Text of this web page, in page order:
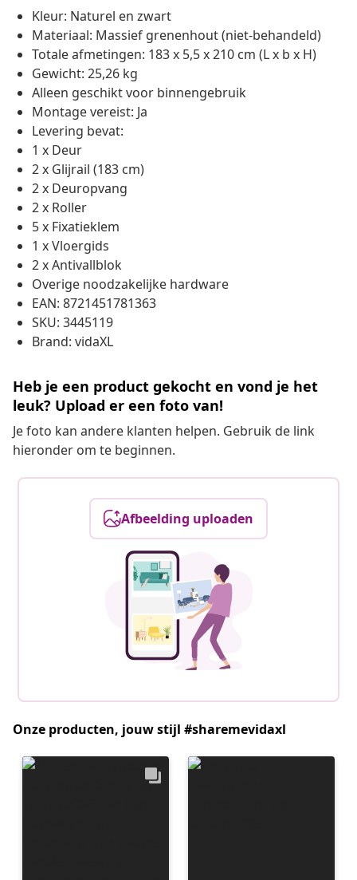
Kleur: Naturel en zwart
Materiaal: Massief grenenhout (niet-behandeld)
Totale afmetingen: 183 x 5,5 x 210 cm (L x b x H)
Gewicht: 25,26 kg
Alleen geschikt voor binnengebruik
Montage vereist: Ja
Levering bevat:
1 x Deur
2 x Glijrail (183 cm)
2 x Deuropvang
2 x Roller
5 x Fixatieklem
1 x Vloergids
2 x Antivallblok
Overige noodzakelijke hardware
EAN: 8721451781363
SKU: 3445119
Brand: vidaXL
Heb je een product gekocht en vond je het
leuk? Upload er een foto van!
Je foto kan andere klanten helpen. Gebruik de link
hieronder om te beginnen.
Afbeelding uploaden
Onze producten, jouw stijl #sharemevidaxl